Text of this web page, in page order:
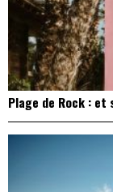
Plage de Rock :